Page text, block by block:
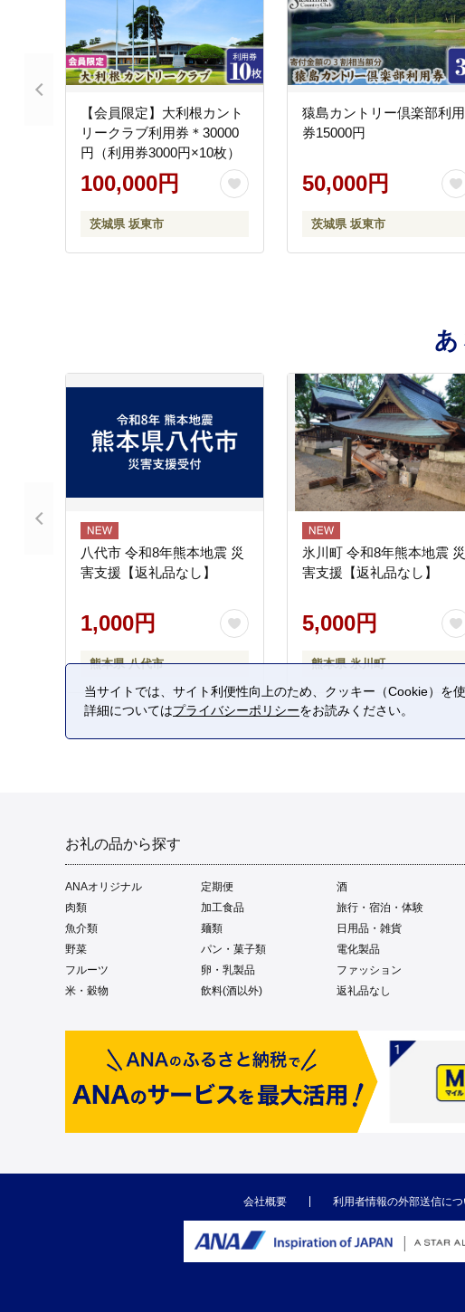
【会員限定】大利根カント
リークラブ利用券＊30000
円（利用券3000円×10枚）
100,000円
茨城県 坂東市
猿島カントリー倶楽部利用
券15000円
50,000円
茨城県 坂東市
八代市 令和8年熊本地震 災
害支援【返礼品なし】
1,000円
熊本県 八代市
氷川町 令和8年熊本地震 災
害支援【返礼品なし】
5,000円
熊本県 氷川町
お礼の品から探す
ANAオリジナル 定期便
酒
肉類
加工食品
旅行・宿泊・体験
魚介類
麺類
日用品・雑貨
野菜
パン・菓子類
電化製品
フルーツ
卵・乳製品
ファッション
米・穀物
飲料(酒以外) 返礼品なし
会社概要 利用者情報の外部送信につ
当サイトでは、サイト利便性向上のため、クッキー（Cookie）を
詳細についてはプライバシーポリシーをお読みください。